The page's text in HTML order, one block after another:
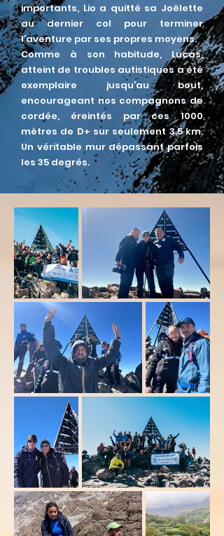
importants, Lio a quitté sa Joëlette
au dernier col pour terminer
l’aventure par ses propres moyens.
Comme à son habitude, Lucas,
atteint de troubles autistiques a été
exemplaire jusqu’au bout,
encourageant nos compagnons de
cordée, éreintés par ces 1000
mètres de D+ sur seulement 3.5 km.
Un véritable mur dépassant parfois
les 35 degrés.